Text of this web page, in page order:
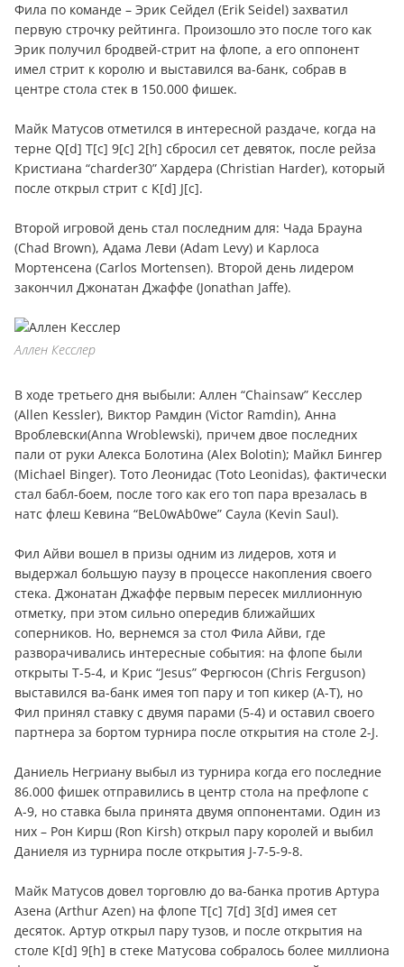
Фила по команде – Эрик Сейдел (Erik Seidel) захватил
первую строчку рейтинга. Произошло это после того как
Эрик получил бродвей-стрит на флопе, а его оппонент
имел стрит к королю и выставился ва-банк, собрав в
центре стола стек в 150.000 фишек.
Майк Матусов отметился в интересной раздаче, когда на
терне Q[d] T[c] 9[c] 2[h] сбросил сет девяток, после рейза
Кристиана “charder30” Хардера (Christian Harder), который
после открыл стрит с K[d] J[c].
Второй игровой день стал последним для: Чада Брауна
(Chad Brown), Адама Леви (Adam Levy) и Карлоса
Мортенсена (Carlos Mortensen). Второй день лидером
закончил Джонатан Джаффе (Jonathan Jaffe).
Аллен Кесслер
В ходе третьего дня выбыли: Аллен “Chainsaw” Кесслер
(Allen Kessler), Виктор Рамдин (Victor Ramdin), Анна
Вроблевски(Anna Wroblewski), причем двое последних
пали от руки Алекса Болотина (Alex Bolotin); Майкл Бингер
(Michael Binger). Тото Леонидас (Toto Leonidas), фактически
стал бабл-боем, после того как его топ пара врезалась в
натс флеш Кевина “BeL0wAb0we” Саула (Kevin Saul).
Фил Айви вошел в призы одним из лидеров, хотя и
выдержал большую паузу в процессе накопления своего
стека. Джонатан Джаффе первым пересек миллионную
отметку, при этом сильно опередив ближайших
соперников. Но, вернемся за стол Фила Айви, где
разворачивались интересные события: на флопе были
открыты Т-5-4, и Крис “Jesus” Фергюсон (Chris Ferguson)
выставился ва-банк имея топ пару и топ кикер (А-Т), но
Фил принял ставку с двумя парами (5-4) и оставил своего
партнера за бортом турнира после открытия на столе 2-J.
Даниель Негриану выбыл из турнира когда его последние
86.000 фишек отправились в центр стола на префлопе с
А-9, но ставка была принята двумя оппонентами. Один из
них – Рон Кирш (Ron Kirsh) открыл пару королей и выбил
Даниеля из турнира после открытия J-7-5-9-8.
Майк Матусов довел торговлю до ва-банка против Артура
Азена (Arthur Azen) на флопе Т[c] 7[d] 3[d] имея сет
десяток. Артур открыл пару тузов, и после открытия на
столе К[d] 9[h] в стеке Матусова собралось более миллиона